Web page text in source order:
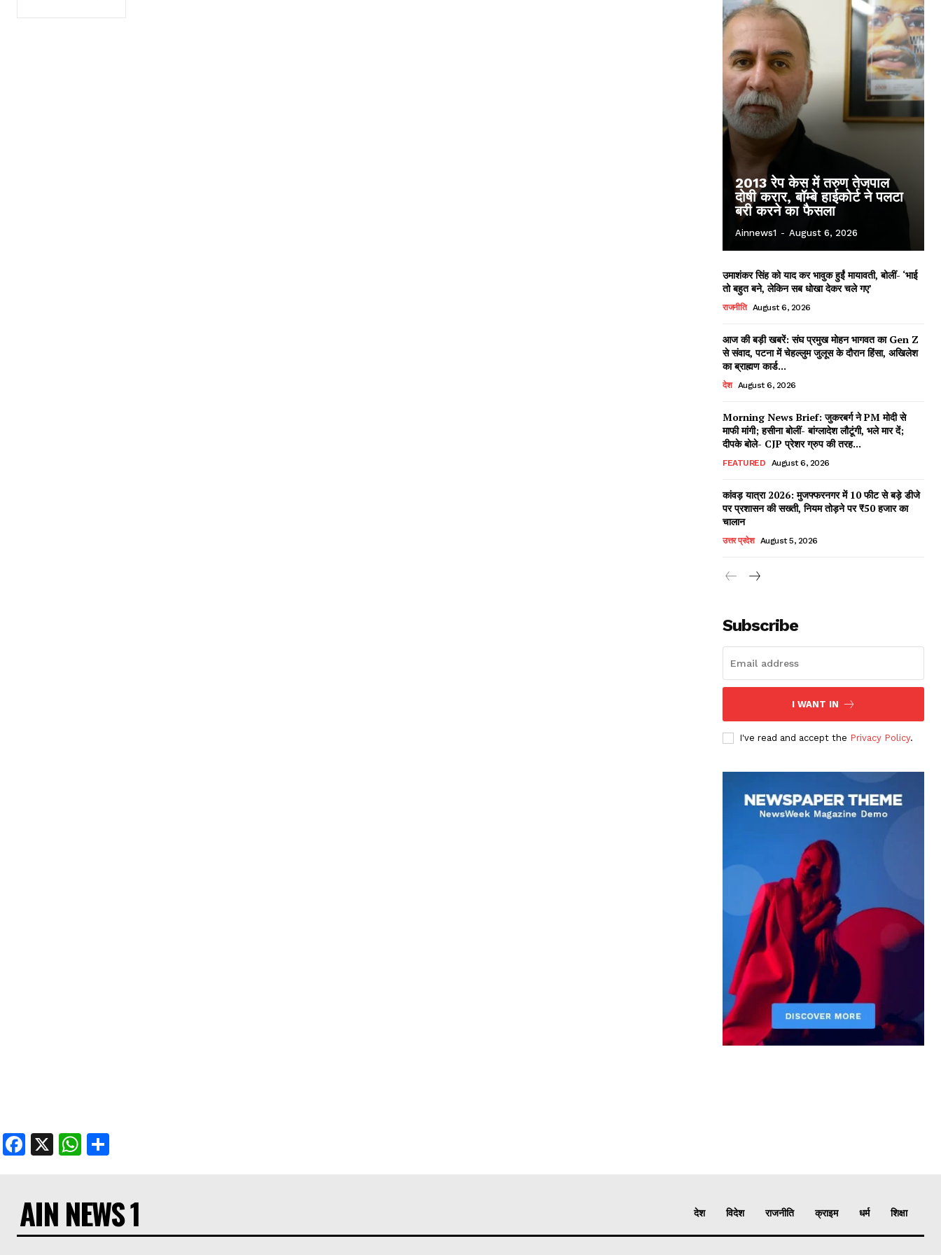
2013 रेप केस में तरुण तेजपाल
दोषी करार, बॉम्बे हाईकोर्ट ने पलटा
बरी करने का फैसला
Ainnews1 - August 6, 2026
उमाशंकर सिंह को याद कर भावुक हुईं मायावती, बोलीं- ‘भाई
तो बहुत बने, लेकिन सब धोखा देकर चले गए’
राजनीति August 6, 2026
आज की बड़ी खबरें: संघ प्रमुख मोहन भागवत का Gen Z
से संवाद, पटना में चेहल्लुम जुलूस के दौरान हिंसा, अखिलेश
का ब्राह्मण कार्ड...
देश August 6, 2026
Morning News Brief: जुकरबर्ग ने PM मोदी से
माफी मांगी; हसीना बोलीं- बांग्लादेश लौटूंगी, भले मार दें;
दीपके बोले- CJP प्रेशर ग्रुप की तरह...
FEATURED August 6, 2026
कांवड़ यात्रा 2026: मुजफ्फरनगर में 10 फीट से बड़े डीजे
पर प्रशासन की सख्ती, नियम तोड़ने पर ₹50 हजार का
चालान
उत्तर प्रदेश August 5, 2026
Subscribe
I WANT IN
I've read and accept the Privacy Policy.
Facebook
X WhatsApp
AIN NEWS 1 देश विदेश राजनीति क्राइम धर्म शिक्षा